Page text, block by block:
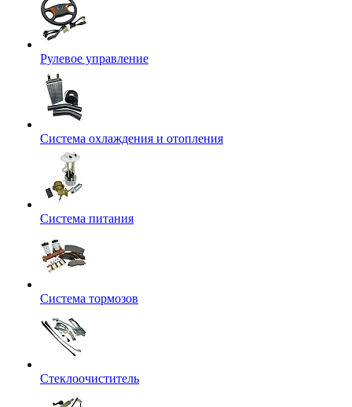
Рулевое управление
Система охлаждения и отопления
Система питания
Система тормозов
Стеклоочиститель